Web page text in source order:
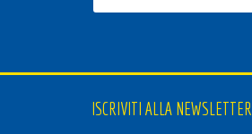
ISCRIVITI ALLA NEWSLETTER